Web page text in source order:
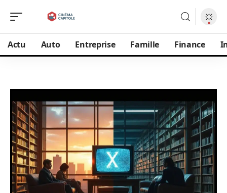
Actu Auto Entreprise Famille Finance